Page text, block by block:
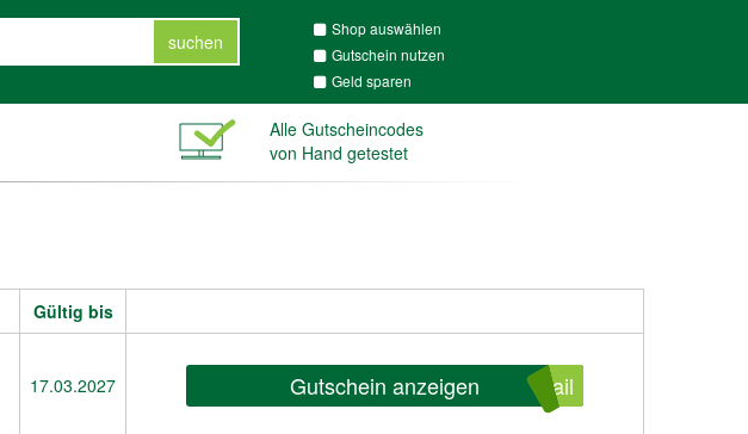
suchen
Shop auswählen
Gutschein nutzen
Geld sparen
Alle Gutscheincodes
von Hand getestet
Gültig bis
17.03.2027 Gutschein anzeigen ail